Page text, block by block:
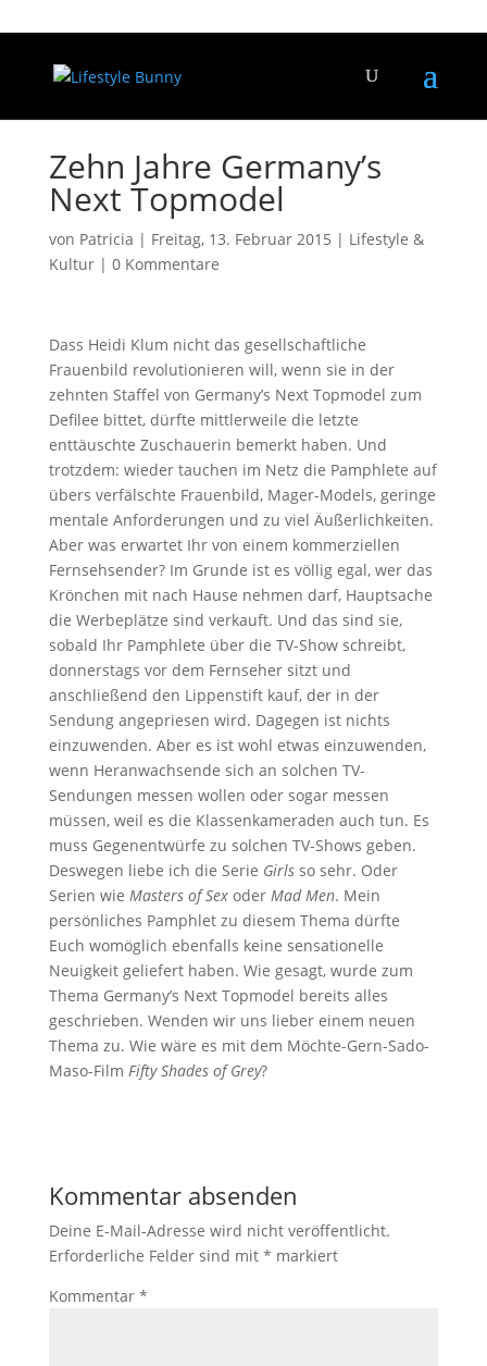
Zehn Jahre Germany’s
Next Topmodel
von Patricia | Freitag, 13. Februar 2015 | Lifestyle &
Kultur| 0 Kommentare
Dass Heidi Klum nicht das gesellschaftliche
Frauenbild revolutionieren will, wenn sie in der
zehnten Staffel von Germany’s Next Topmodel zum
Defilee bittet, dürfte mittlerweile die letzte
enttäuschte Zuschauerin bemerkt haben. Und
trotzdem: wieder tauchen im Netz die Pamphlete auf
übers verfälschte Frauenbild, Mager-Models, geringe
mentale Anforderungen und zu viel Äußerlichkeiten.
Aber was erwartet Ihr von einem kommerziellen
Fernsehsender? Im Grunde ist es völlig egal, wer das
Krönchen mit nach Hause nehmen darf, Hauptsache
die Werbeplätze sind verkauft. Und das sind sie,
sobald Ihr Pamphlete über die TV-Show schreibt,
donnerstags vor dem Fernseher sitzt und
anschließend den Lippenstift kauf, der in der
Sendung angepriesen wird. Dagegen ist nichts
einzuwenden. Aber es ist wohl etwas einzuwenden,
wenn Heranwachsende sich an solchen TV-
Sendungen messen wollen oder sogar messen
müssen, weil es die Klassenkameraden auch tun. Es
muss Gegenentwürfe zu solchen TV-Shows geben.
Deswegen liebe ich die Serie Girls so sehr. Oder
Serien wie Masters of Sexoder Mad Men. Mein
persönliches Pamphlet zu diesem Thema dürfte
Euch womöglich ebenfalls keine sensationelle
Neuigkeit geliefert haben. Wie gesagt, wurde zum
Thema Germany’s Next Topmodel bereits alles
geschrieben. Wenden wir uns lieber einem neuen
Thema zu. Wie wäre es mit dem Möchte-Gern-Sado-
Maso-Film Fifty Shades of Grey?
Kommentar absenden
Deine E-Mail-Adresse wird nicht veröffentlicht.
Erforderliche Felder sind mit * markiert
Kommentar *